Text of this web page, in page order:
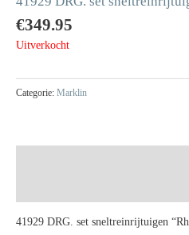
€349.95
Uitverkocht
Categorie: Marklin
41929 DRG. set sneltreinrijtuigen